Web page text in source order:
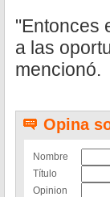
"Entonces
a las
mencionó.
Opina
Nombre
Título
Opinion